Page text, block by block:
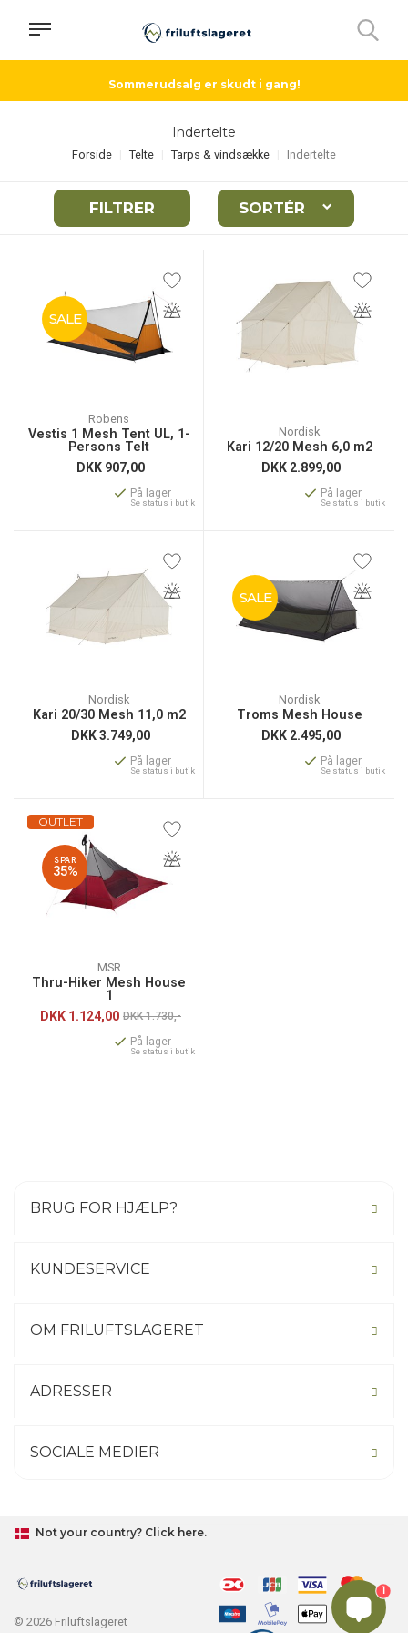
Sommerudsalg er skudt i gang!
Indertelte
Forside Telte Tarps & vindsække Indertelte
FILTRER SORTÉR
SALE
Robens
Vestis 1 Mesh Tent UL, 1-
Persons Telt
DKK 907,00
På lager
Se status i butik
Nordisk
Kari 12/20 Mesh 6,0 m2
DKK 2.899,00
På lager
Se status i butik
Nordisk
Kari 20/30 Mesh 11,0 m2
DKK3.749,00
På lager
Se status i butik
SALE
Nordisk
Troms Mesh House
DKK 2.495,00
På lager
Se status i butik
OUTLET
SPAR
35%
MSR
Thru-Hiker Mesh House
1
DKK 1.124,00 DKK 1.730,-
På lager
Se status i butik
BRUG FOR HJÆLP?
KUNDESERVICE
OM FRILUFTSLAGERET
ADRESSER
SOCIALE MEDIER
Not your country? Click here.
© 2026 Friluftslageret
1